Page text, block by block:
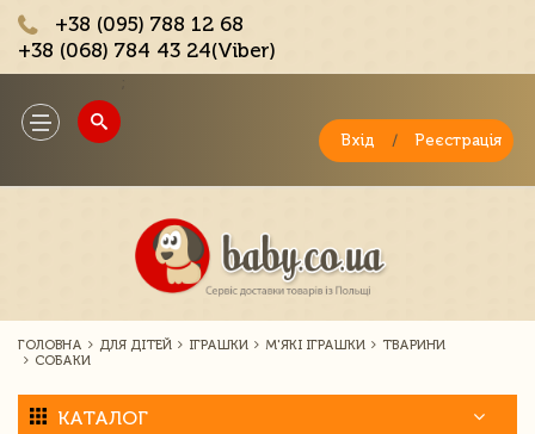
+38 (095) 788 12 68
+38 (068) 784 43 24(Viber)
Toggle
navigation
Вхід / Реєстрація
ГОЛОВНА ДЛЯ ДІТЕЙ ІГРАШКИ М'ЯКІ ІГРАШКИ
ТВАРИНИ
СОБАКИ
КАТАЛОГ